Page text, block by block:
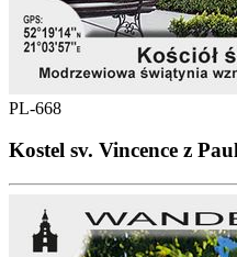
PL-668
Kostel sv. Vincence z